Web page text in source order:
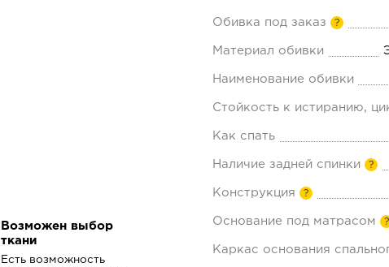
Возможен выбор
ткани
Есть возможность
Обивка под заказ ?
Материал обивки
Наименование обивки
Стойкость к истиранию,
Как спать
Наличие задней спинки ?
Конструкция ?
Основание под матрасом ?
Каркас основания